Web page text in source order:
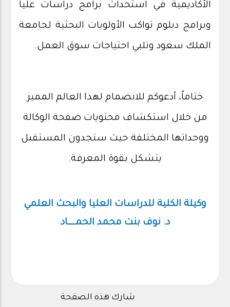
الأكاديمية في استحداث برامج دراسات عليا
وبرامج دبلوم تواكب الأولويات البحثية لجامعة
الملك سعود وتلبي احتياجات سوق العمل.
ختاماً، أدعوكم للانضمام لهذا العالم المميز
من خلال استكشاف محتويات صفحة الوكالة
ووحداتها المختلفة حيث ستجدون المستقبل
يتشكل بقوة المعرفة.
وكيلة الكلية للدراسات العليا والبحث العلمي
د. نوف بنت محمد الحمـــــاد
شارك هذه الصفحة